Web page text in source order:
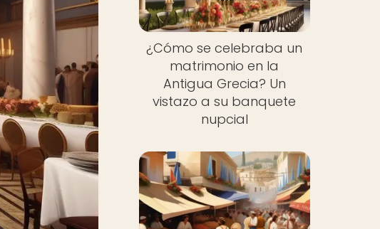
¿Cómo se celebraba un
matrimonio en la
Antigua Grecia? Un
vistazo a su banquete
nupcial